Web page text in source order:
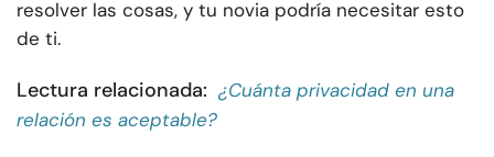
resolver las cosas, y tu novia podría necesitar esto
de ti.
Lectura relacionada: ¿Cuánta privacidad en una
relación es aceptable?